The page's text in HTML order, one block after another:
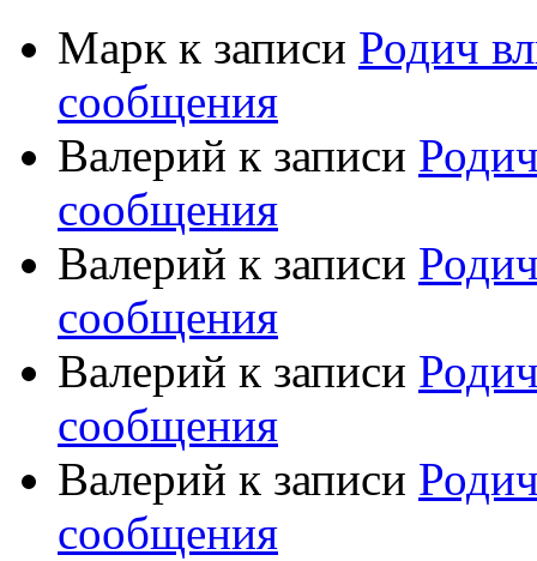
Марк к записи Родич
сообщения
Валерий к записи
сообщения
Валерий к записи
сообщения
Валерий к записи
сообщения
Валерий к записи
сообщения